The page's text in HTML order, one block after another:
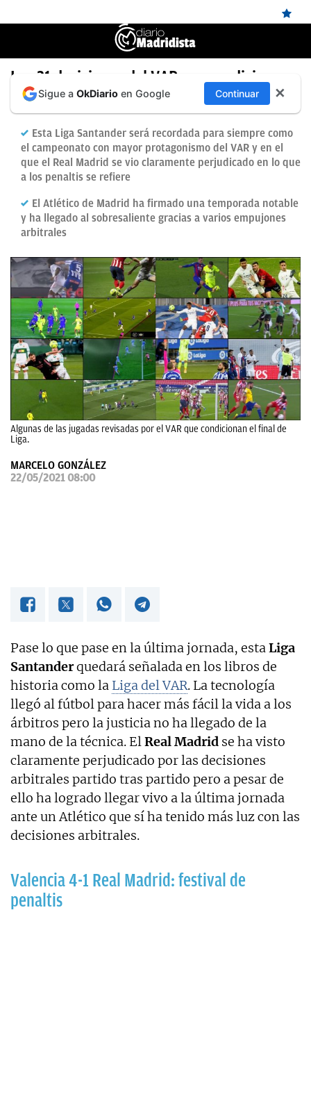
ÚLTIMAS
NOTICIAS
MADRID
BALONCESTO
CANTERA
FICHAJES
FEMENINO
PAPARAZZI
OKDIARIO
Las 21 decisiones del VAR que condicionan
el final de Liga
Esta Liga Santander será recordada para siempre como
el campeonato con mayor protagonismo del VAR y en el
que el Real Madrid se vio claramente perjudicado en lo que
a los penaltis se refiere
El Atlético de Madrid ha firmado una temporada notable
y ha llegado al sobresaliente gracias a varios empujones
arbitrales
Algunas de las jugadas revisadas por el VAR que condicionan el final de
Liga.
MARCELO GONZÁLEZ
22/05/2021 08:00
Pase lo que pase en la última jornada, estaLiga
Santanderquedará señalada en los libros de
historia como la Liga del VAR. La tecnología
llegó al fútbol para hacer más fácil la vida a los
árbitros pero la justicia no ha llegado de la
mano de la técnica. ElReal Madrid se ha visto
claramente perjudicado por las decisiones
arbitrales partido tras partido pero a pesar de
ello ha logrado llegar vivo a la última jornada
ante un Atlético que sí ha tenido más luz con las
decisiones arbitrales.
Valencia 4-1 Real Madrid: festival de
penaltis
Sigue a OkDiario en Google Continuar ✕